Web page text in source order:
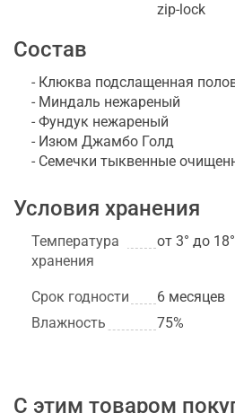
zip-lock
Состав
- Клюква подслащенная
- Миндаль нежареный
- Фундук нежареный
- Изюм Джамбо Голд
- Семечки тыквенные
Условия хранения
Температура
хранения
от 3° до 18°
Срок годности
6 месяцев
Влажность
75%
С этим товаром